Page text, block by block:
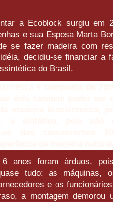
a Ecoblock surgiu em
e sua Esposa Marta
se fazer madeira com
decidiu-se financiar a
do Brasil.
anos foram árduos,
tudo: as máquinas,
e os
a montagem demorou